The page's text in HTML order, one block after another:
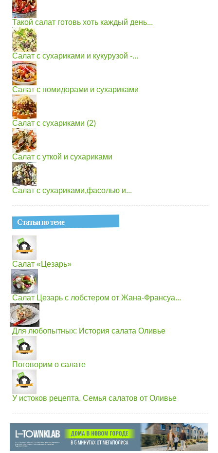
Такой салат готовь хоть каждый день...
Салат с сухариками и кукурузой -...
Салат с помидорами и сухариками
Салат с сухариками (2)
Салат с уткой и сухариками
Салат с сухариками,фасолью и...
Статьи по теме
Салат «Цезарь»
Салат Цезарь с лобстером от Жана-Франсуа...
Для любопытных: История салата Оливье
Поговорим о салате
У истоков рецепта. Семья салатов от Оливье